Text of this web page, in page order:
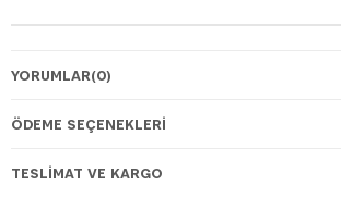
YORUMLAR(0)
ÖDEME SEÇENEKLERI
TESLIMAT VE KARGO